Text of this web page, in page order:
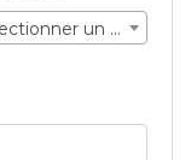
--- Sélectionner un site ---